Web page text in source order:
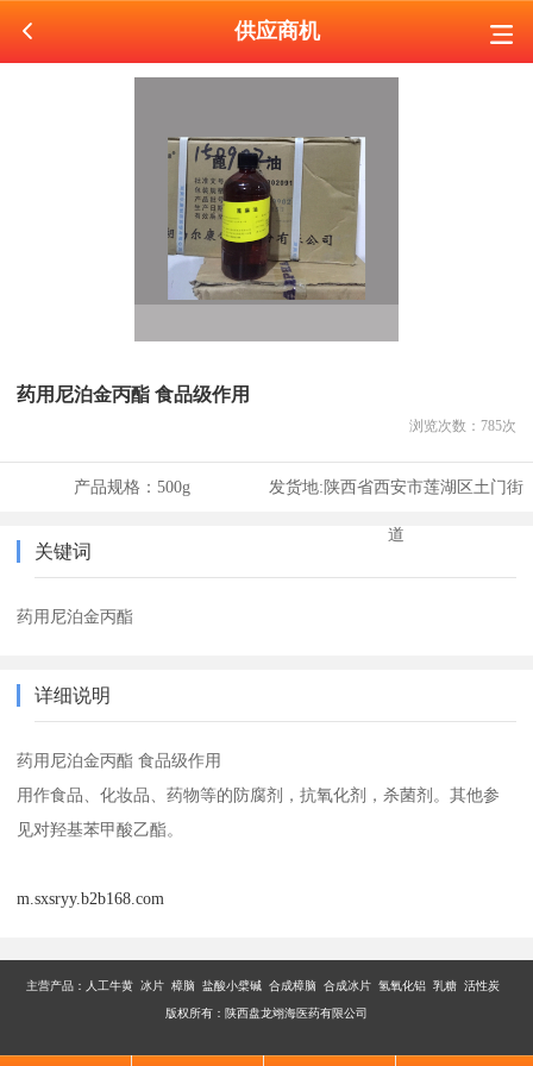
供应商机
药用尼泊金丙酯 食品级作用
浏览次数： 785次
产品规格： 500g 发货地:陕西省西安市莲湖区土门街
道
关键词
药用尼泊金丙酯
详细说明
药用尼泊金丙酯 食品级作用
用作食品、化妆品、药物等的防腐剂，抗氧化剂，杀菌剂。其他参
见对羟基苯甲酸乙酯。
m.sxsryy.b2b168.com
主营产品： 人工牛黄 冰片 樟脑 盐酸小檗碱 合成樟脑 合成冰片 氢氧化铝 乳糖 活性炭
版权所有：陕西盘龙翊海医药有限公司